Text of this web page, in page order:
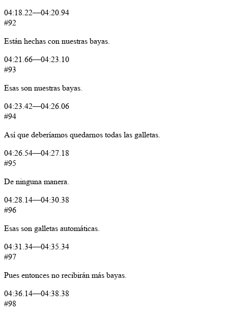
04:18.22—04:20.94
#92
Están hechas con nuestras bayas.
04:21.66—04:23.10
#93
Esas son nuestras bayas.
04:23.42—04:26.06
#94
Así que deberíamos quedarnos todas las galletas.
04:26.54—04:27.18
#95
De ninguna manera.
04:28.14—04:30.38
#96
Esas son galletas automáticas.
04:31.34—04:35.34
#97
Pues entonces no recibirán más bayas.
04:36.14—04:38.38
#98